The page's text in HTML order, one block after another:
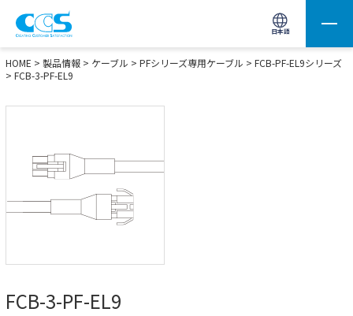
日本語
画像処理用の製品検索 サイト内検索(Enterで実行)
HOME > 製品情報 > ケーブル > PFシリーズ専用ケーブル > FCB-PF-EL9シリーズ
> FCB-3-PF-EL9
FCB-3-PF-EL9